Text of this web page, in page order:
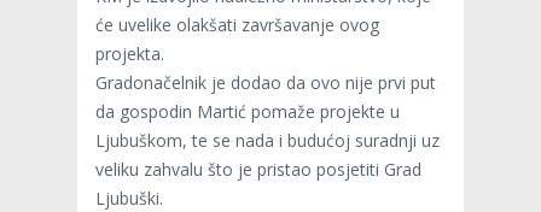
će uvelike olakšati završavanje ovog
projekta.
Gradonačelnik je dodao da ovo nije prvi put
da gospodin Martić pomaže projekte u
Ljubuškom, te se nada i budućoj suradnji uz
veliku zahvalu što je pristao posjetiti Grad
Ljubuški.